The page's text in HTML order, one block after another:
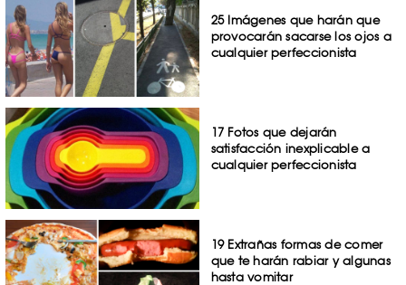
25 Imágenes que harán que
provocarán sacarse los ojos a
cualquier perfeccionista
17 Fotos que dejarán
satisfacción inexplicable a
cualquier perfeccionista
19 Extrañas formas de comer
que te harán rabiar y algunas
hasta vomitar